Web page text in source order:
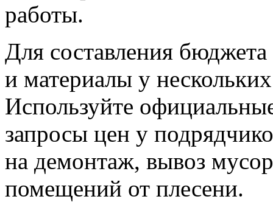
работы.
Для составления
и материалы у
Используйте
запросы цен у
на демонтаж, вывоз
помещений от плесени.